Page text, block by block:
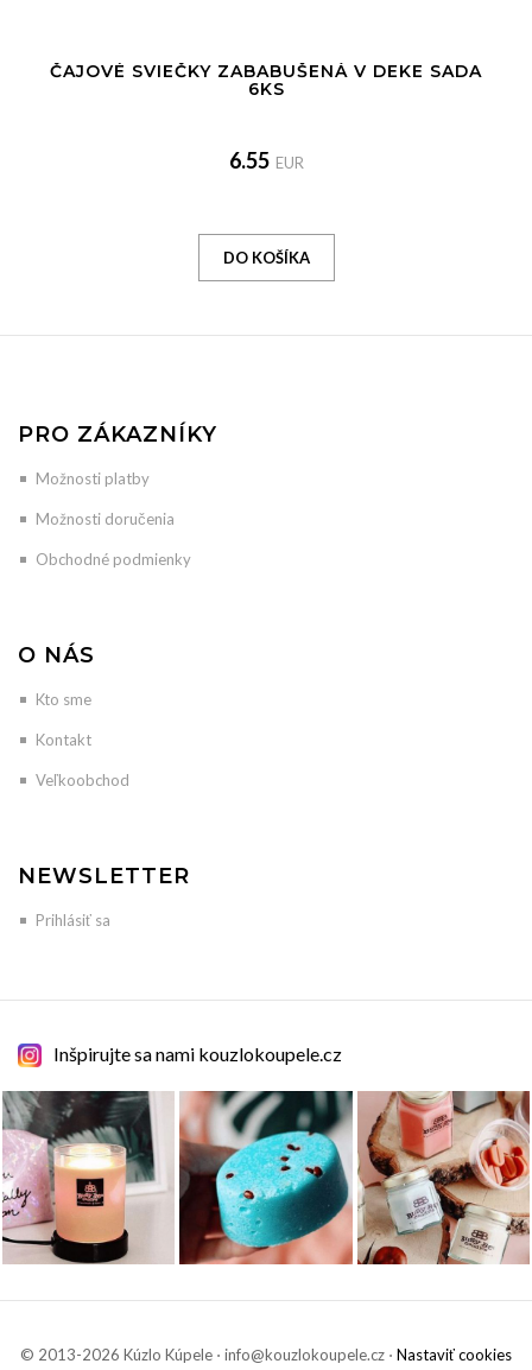
ČAJOVÉ SVIEČKY ZABABUŠENÁ V DEKE SADA
6KS
6.55 EUR
PRO ZÁKAZNÍKY
Možnosti platby
Možnosti doručenia
Obchodné podmienky
O NÁS
Kto sme
Kontakt
Veľkoobchod
NEWSLETTER
Prihlásiť sa
Inšpirujte sa nami kouzlokoupele.cz
© 2013-2026 Kúzlo Kúpele ⋅ info@kouzlokoupele.cz ⋅ Nastaviť cookies